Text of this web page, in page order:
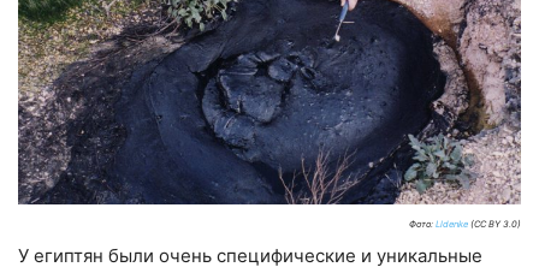
Фото: Lldenke (CC BY 3.0)
У египтян были очень специфические и уникальные